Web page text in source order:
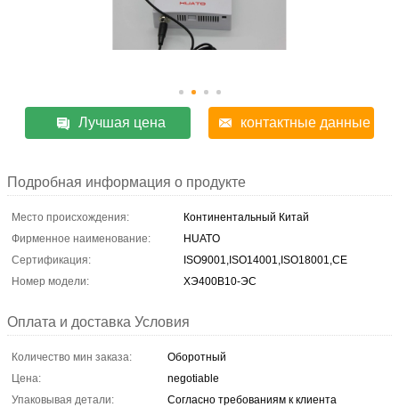
Лучшая цена контактные данные
Подробная информация о продукте
Место происхождения:
Континентальный Китай
Фирменное наименование:
HUATO
Сертификация:
ISO9001,ISO14001,ISO18001,CE
Номер модели:
ХЭ400В10-ЭС
Оплата и доставка Условия
Количество мин заказа:
Оборотный
Цена:
negotiable
Упаковывая детали:
Согласно требованиям к клиента